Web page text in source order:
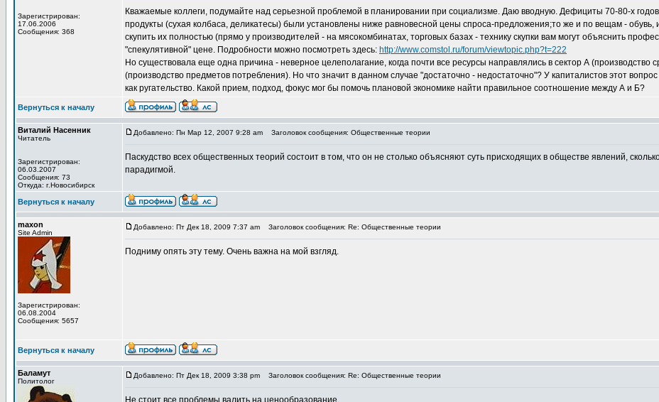
Зарегистрирован:
17.06.2006
Сообщения: 368
Кважаемые коллеги, подумайте над серьезной проблемой в планировании при социализме. Даю вводную. Дефициты 70-80-х
продукты (сухая колбаса, деликатесы) были установлены ниже равновесной цены спроса-предложения;то же и по вещам -
скупить их полностью (прямо у производителей - на мясокомбинатах, торговых базах - технику скупки вам могут объяснить
"спекулятивной" цене. Подробности можно посмотреть здесь: http://www.comstol.ru/forum/viewtopic.php?t=222
Но существовала еще одна причина - неверное целеполагание, когда почти все ресурсы направлялись в сектор А (производство
(производство предметов потребления). Но что значит в данном случае "достаточно - недостаточно"? У капиталистов этот
как ругательство. Какой прием, подход, фокус мог бы помочь плановой экономике найти правильное соотношение между А и Б?
Вернуться к началу
Виталий Насенник
Читатель
Зарегистрирован:
06.03.2007
Сообщения: 73
Откуда: г.Новосибирск
Добавлено: Пн Мар 12, 2007 9:28 am Заголовок сообщения: Общественные теории
Паскудство всех общественных теорий состоит в том, что он не столько объясняют суть присходящих в обществе явлений,
парадигмой.
Вернуться к началу
maxon
Site Admin
Зарегистрирован:
06.08.2004
Сообщения: 5657
Добавлено: Пт Дек 18, 2009 7:37 am Заголовок сообщения: Re: Общественные теории
Подниму опять эту тему. Очень важна на мой взгляд.
Вернуться к началу
Баламут
Политолог
Добавлено: Пт Дек 18, 2009 3:38 pm Заголовок сообщения: Re: Общественные теории
Не стоит все проблемы валить на ценообразование.